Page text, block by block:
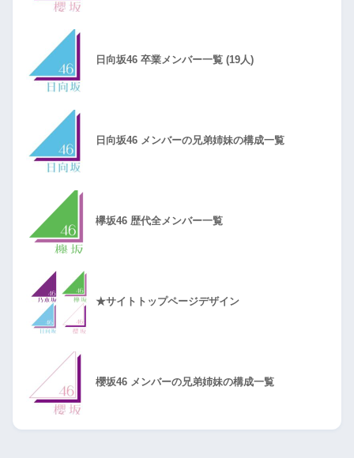
日向坂46 卒業メンバー一覧 (19人)
日向坂46 メンバーの兄弟姉妹の構成一覧
欅坂46 歴代全メンバー一覧
★サイトトップページデザイン
櫻坂46 メンバーの兄弟姉妹の構成一覧